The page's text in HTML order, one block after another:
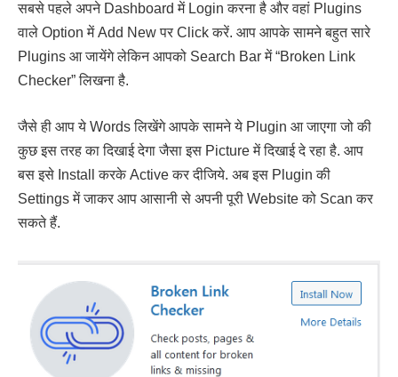
सबसे पहले अपने Dashboard में Login करना है और वहां Plugins
वाले Option में Add New पर Click करें. आप आपके सामने बहुत सारे
Plugins आ जायेंगे लेकिन आपको Search Bar में “Broken Link
Checker” लिखना है.
जैसे ही आप ये Words लिखेंगे आपके सामने ये Plugin आ जाएगा जो की
कुछ इस तरह का दिखाई देगा जैसा इस Picture में दिखाई दे रहा है. आप
बस इसे Install करके Active कर दीजिये. अब इस Plugin की
Settings में जाकर आप आसानी से अपनी पूरी Website को Scan कर
सकते हैं.